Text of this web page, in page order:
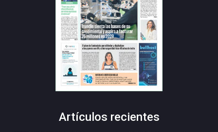
Artículos recientes